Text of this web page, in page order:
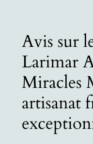
Avis sur
Larimar
Miracles
artisanat